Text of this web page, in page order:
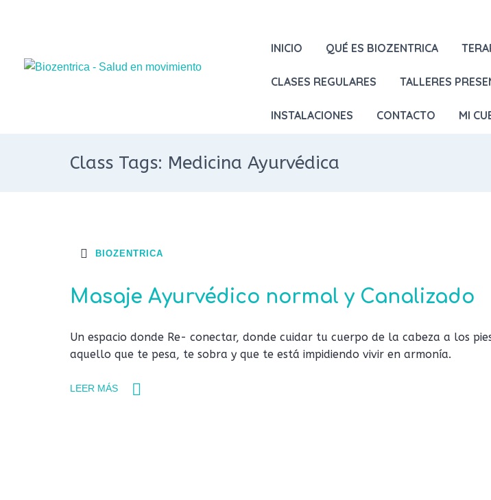
INICIO QUÉ ES BIOZENTRICA
CLASES REGULARES TALLERES
INSTALACIONES CONTACTO MI
Class Tags: Medicina Ayurvédica
BIOZENTRICA
Masaje Ayurvédico normal y Canalizado
Un espacio donde Re- conectar, donde cuidar tu cuerpo de la cabeza a los
aquello que te pesa, te sobra y que te está impidiendo vivir en armonía.
LEER MÁS